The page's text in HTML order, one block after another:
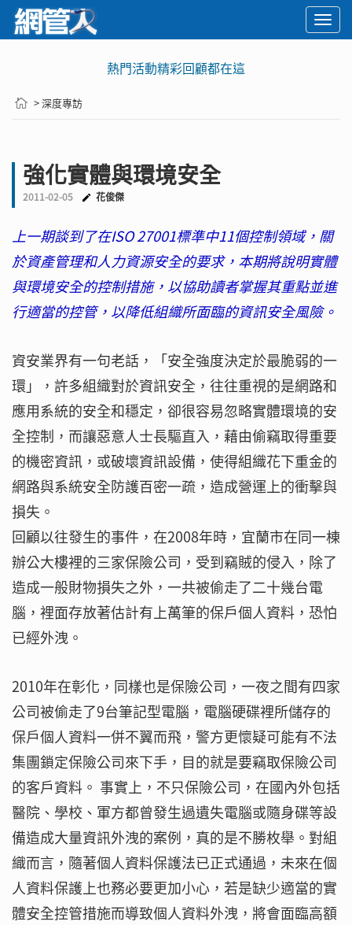
熱門活動精彩回顧都在這
> 深度專訪
強化實體與環境安全
2011-02-05 花俊傑
上一期談到了在ISO 27001標準中11個控制領域，關
於資產管理和人力資源安全的要求，本期將說明實體
與環境安全的控制措施，以協助讀者掌握其重點並進
行適當的控管，以降低組織所面臨的資訊安全風險。
資安業界有一句老話，「安全強度決定於最脆弱的一
環」，許多組織對於資訊安全，往往重視的是網路和
應用系統的安全和穩定，卻很容易忽略實體環境的安
全控制，而讓惡意人士長驅直入，藉由偷竊取得重要
的機密資訊，或破壞資訊設備，使得組織花下重金的
網路與系統安全防護百密一疏，造成營運上的衝擊與
損失。
回顧以往發生的事件，在2008年時，宜蘭市在同一棟
辦公大樓裡的三家保險公司，受到竊賊的侵入，除了
造成一般財物損失之外，一共被偷走了二十幾台電
腦，裡面存放著估計有上萬筆的保戶個人資料，恐怕
已經外洩。
2010年在彰化，同樣也是保險公司，一夜之間有四家
公司被偷走了9台筆記型電腦，電腦硬碟裡所儲存的
保戶個人資料一併不翼而飛，警方更懷疑可能有不法
集團鎖定保險公司來下手，目的就是要竊取保險公司
的客戶資料。 事實上，不只保險公司，在國內外包括
醫院、學校、軍方都曾發生過遺失電腦或隨身碟等設
備造成大量資訊外洩的案例，真的是不勝枚舉。對組
織而言，隨著個人資料保護法已正式通過，未來在個
人資料保護上也務必要更加小心，若是缺少適當的實
體安全控管措施而導致個人資料外洩，將會面臨高額